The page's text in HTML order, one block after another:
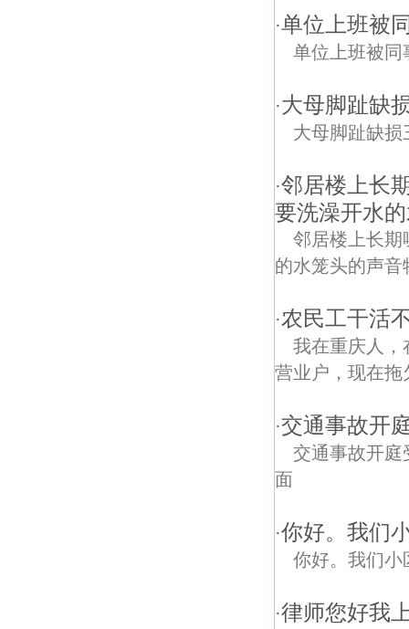
·单位上班被
单位上班被同
·大母脚趾缺
大母脚趾缺损
·邻居楼上长
要洗澡开水
邻居楼上长期
的水笼头的声
·农民工干活
我在重庆人，
营业户，现在拖
·交通事故开
交通事故开庭
面
·你好。我们
你好。我们小
·律师您好我